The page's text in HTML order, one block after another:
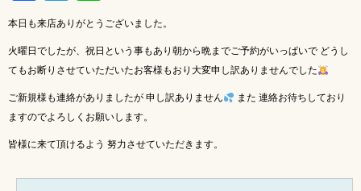
本日も来店ありがとうございました。
火曜日でしたが、祝日という事もあり朝から晩までご予約がいっぱいで どうし
てもお断りさせていただいたお客様もおり大変申し訳ありませんでした
ご新規様も連絡がありましたが 申し訳ありません
また 連絡お待ちしており
ますのでよろしくお願いします。
皆様に来て頂けるよう 努力させていただきます。